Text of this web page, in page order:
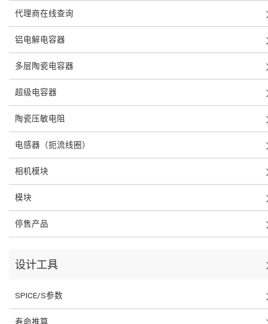
代理商在线查询
铝电解电容器
多层陶瓷电容器
超级电容器
陶瓷压敏电阻
电感器（扼流线圈）
相机模块
模块
停售产品
设计工具
SPICE/S参数
寿命推算